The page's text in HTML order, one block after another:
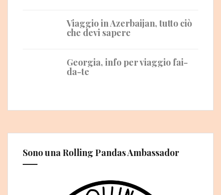
Viaggio in Azerbaijan, tutto ciò
che devi sapere
Georgia, info per viaggio fai-
da-te
Sono una Rolling Pandas Ambassador